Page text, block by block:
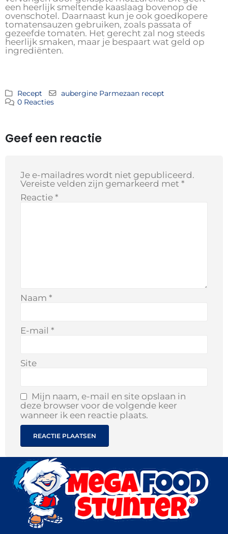
een heerlijk smeltende kaaslaag bovenop de
ovenschotel. Daarnaast kun je ook goedkopere
tomatensauzen gebruiken, zoals passata of
gezeefde tomaten. Het gerecht zal nog steeds
heerlijk smaken, maar je bespaart wat geld op
ingrediënten.
Recept
aubergine Parmezaan recept
0 Reacties
Geef een reactie
Je e-mailadres wordt niet gepubliceerd.
Vereiste velden zijn gemarkeerd met *
Reactie *
Naam *
E-mail *
Site
Mijn naam, e-mail en site opslaan in
deze browser voor de volgende keer
wanneer ik een reactie plaats.